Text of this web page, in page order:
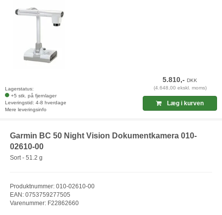
Lagerstatus:
+5 stk. på fjernlager
Leveringstid: 4-8 hverdage
Mere leveringsinfo
5.810,-DKK
(4.648,00 ekskl. moms)
Læg i kurven
Garmin BC 50 Night Vision Dokumentkamera 010-
02610-00
Sort - 51.2 g
Produktnummer: 010-02610-00
EAN: 0753759277505
Varenummer: F22862660